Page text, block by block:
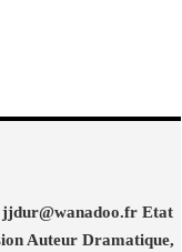
jjdur@wanadoo.fr Etat
Auteur Dramatique,